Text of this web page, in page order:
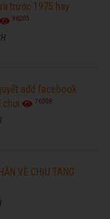
trước 1975 hay
96205
add facebook
chơi
76308
VỀ CHỊU TANG